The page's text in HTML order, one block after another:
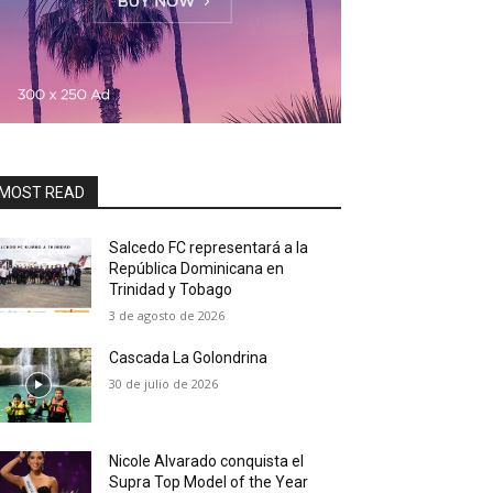
READ
Salcedo FC representará a la
República Dominicana en
Trinidad y Tobago
3 de agosto de 2026
Cascada La Golondrina
30 de julio de 2026
Nicole Alvarado conquista el
Supra Top Model of the Year